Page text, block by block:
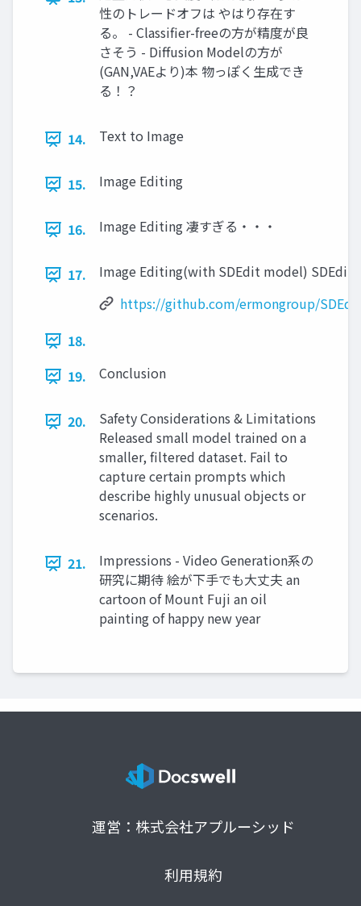
性のトレードオフは やはり存在す
る。 - Classifier-freeの方が精度が良
さそう - Diffusion Modelの方が
(GAN,VAEより)本 物っぽく生成でき
る！？
14. Text to Image
15. Image Editing
16. Image Editing 凄すぎる・・・
17.
Image Editing(with SDEdit model) SDEdit
https://github.com/ermongroup/SDEdit
18.
19.
Conclusion
20.
Safety Considerations & Limitations
Released small model trained on a
smaller, filtered dataset. Fail to
capture certain prompts which
describe highly unusual objects or
scenarios.
21.
Impressions - Video Generation系の
研究に期待 絵が下手でも大丈夫 an
cartoon of Mount Fuji an oil
painting of happy new year
運営：株式会社アプルーシッド
利用規約